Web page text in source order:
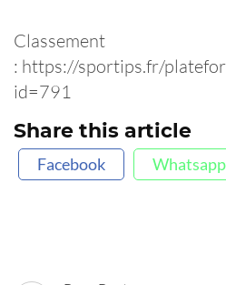
Classement
: https://sportips.fr/
id=791
Share this article
Facebook Whatsapp